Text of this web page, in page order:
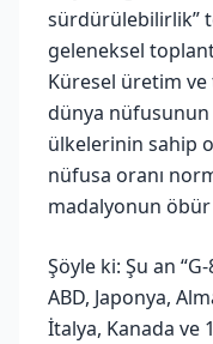
sürdürülebilirlik”
geleneksel
Küresel üretim ve
dünya nüfusunun
ülkelerinin sahip
nüfusa oranı
madalyonun öbür
Şöyle ki: Şu an
ABD, Japonya,
İtalya, Kanada ve